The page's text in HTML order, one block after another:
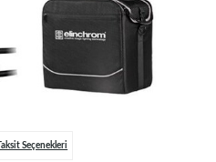
Taksit Seçenekleri